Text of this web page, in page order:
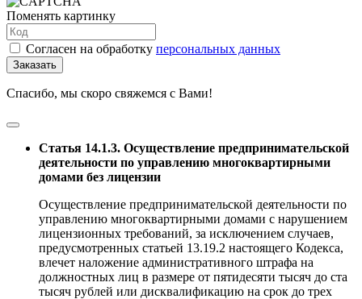
Поменять картинку
Согласен на обработку персональных данных
Заказать
Спасибо, мы скоро свяжемся с Вами!
Статья 14.1.3. Осуществление предпринимательской
деятельности по управлению многоквартирными
домами без лицензии
Осуществление предпринимательской деятельности по
управлению многоквартирными домами с нарушением
лицензионных требований, за исключением случаев,
предусмотренных статьей 13.19.2 настоящего Кодекса,
влечет наложение административного штрафа на
должностных лиц в размере от пятидесяти тысяч до ста
тысяч рублей или дисквалификацию на срок до трех